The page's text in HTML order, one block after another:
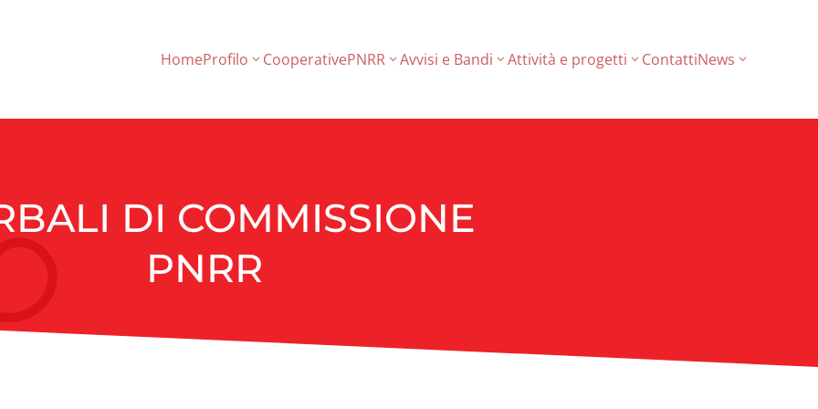
HomeProfilo CooperativePNRR Avvisi e Bandi Attività e progetti ContattiNews
DI COMMISSIONE
PNRR